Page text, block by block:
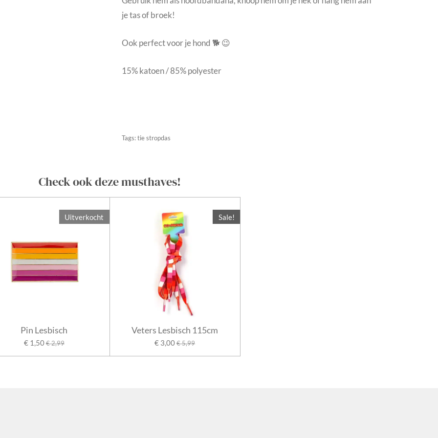
je tas of broek!
Ook perfect voor je hond 🐕 😉
15% katoen / 85% polyester
Tags: tie stropdas
Check ook deze musthaves!
Uitverkocht
Pin Lesbisch
€ 1,50€ 2,99
Sale!
Veters Lesbisch 115cm
€ 3,00€ 5,99